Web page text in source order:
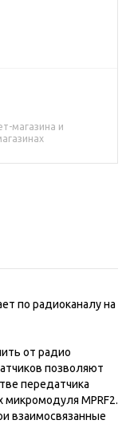
магазина и
по радиоканалу на
от радио
позволяют
передатчика
MPRF2.
взаимосвязанные